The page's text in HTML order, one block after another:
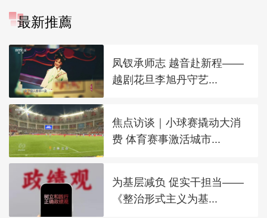
最新推薦
凤钗承师志 越音赴新程——
越剧花旦李旭丹守艺...
焦点访谈｜小球赛撬动大消
费 体育赛事激活城市...
为基层减负 促实干担当——
《整治形式主义为基...